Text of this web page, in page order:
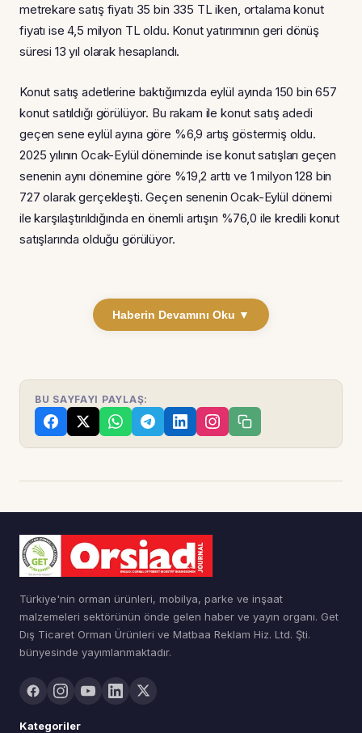
metrekare satış fiyatı 35 bin 335 TL iken, ortalama konut
fiyatı ise 4,5 milyon TL oldu. Konut yatırımının geri dönüş
süresi 13 yıl olarak hesaplandı.
Konut satış adetlerine baktığımızda eylül ayında 150 bin 657
konut satıldığı görülüyor. Bu rakam ile konut satış adedi
geçen sene eylül ayına göre %6,9 artış göstermiş oldu.
2025 yılının Ocak-Eylül döneminde ise konut satışları geçen
senenin aynı dönemine göre %19,2 arttı ve 1 milyon 128 bin
727 olarak gerçekleşti. Geçen senenin Ocak-Eylül dönemi
ile karşılaştırıldığında en önemli artışın %76,0 ile kredili konut
satışlarında olduğu görülüyor.
Haberin Devamını Oku ▼
BU SAYFAYI PAYLAŞ:
Türkiye'nin orman ürünleri, mobilya, parke ve inşaat
malzemeleri sektörünün önde gelen haber ve yayın organı. Get
Dış Ticaret Orman Ürünleri ve Matbaa Reklam Hiz. Ltd. Şti.
bünyesinde yayımlanmaktadır.
Kategoriler